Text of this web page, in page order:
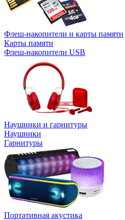
Флеш-накопители и карты памяти
Карты памяти
Флеш-накопители USB
Наушники и гарнитуры
Наушники
Гарнитуры
Портативная акустика